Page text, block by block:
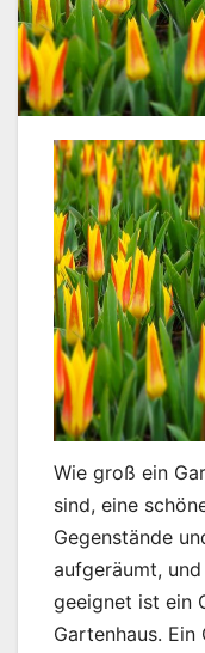
Wie groß ein
sind, eine
Gegenstände
aufgeräumt,
geeignet ist ein
Gartenhaus.